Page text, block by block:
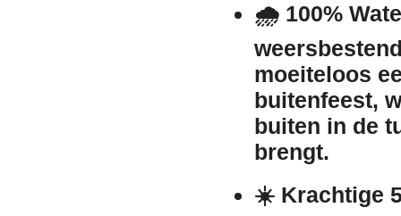
🌧️ 100%
moeiteloos
buitenfeest,
buiten in de
brengt.
☀️ Krachtige